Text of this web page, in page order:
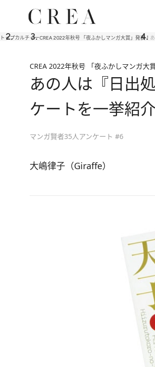
トップカルチャーCREA 2022年秋号 「夜ふかしマンガ大賞」発表！
CREA 2022年秋号 「夜ふかしマンガ大
あの人は『日出
ケートを一挙紹介
マンガ賢者35人アンケート #6
大嶋律子（Giraffe）